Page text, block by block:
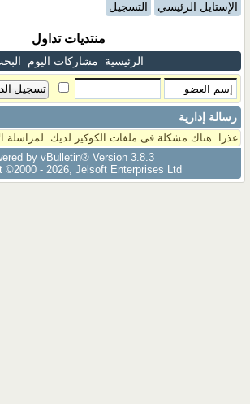
الإستايل الرئيسي التسجيل
منتديات تداول
الرئيسية مشاركات اليوم
رسالة إدارية
عذرا. هناك مشكلة فى ملفات الكوكيز لديك. لمراسلة
by vBulletin® Version 3.8.3
©2000 - 2026, Jelsoft Enterprises Ltd.